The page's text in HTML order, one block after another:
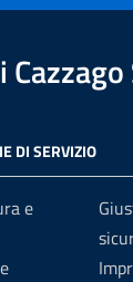
DI SERVIZIO
e